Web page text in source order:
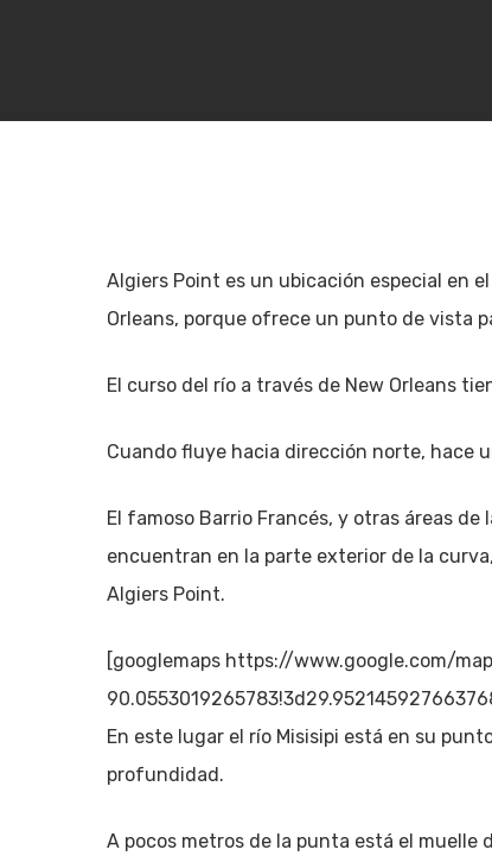
Algiers Point es un ubicación especial en
Orleans, porque ofrece un punto de vista
El curso del río a través de New Orleans
Cuando fluye hacia dirección norte, hace
El famoso Barrio Francés, y otras áreas
encuentran en la parte exterior de la
Algiers Point.
[googlemaps https://www.google.com/
En este lugar el río Misisipi está en su
profundidad.
A pocos metros de la punta está el muelle